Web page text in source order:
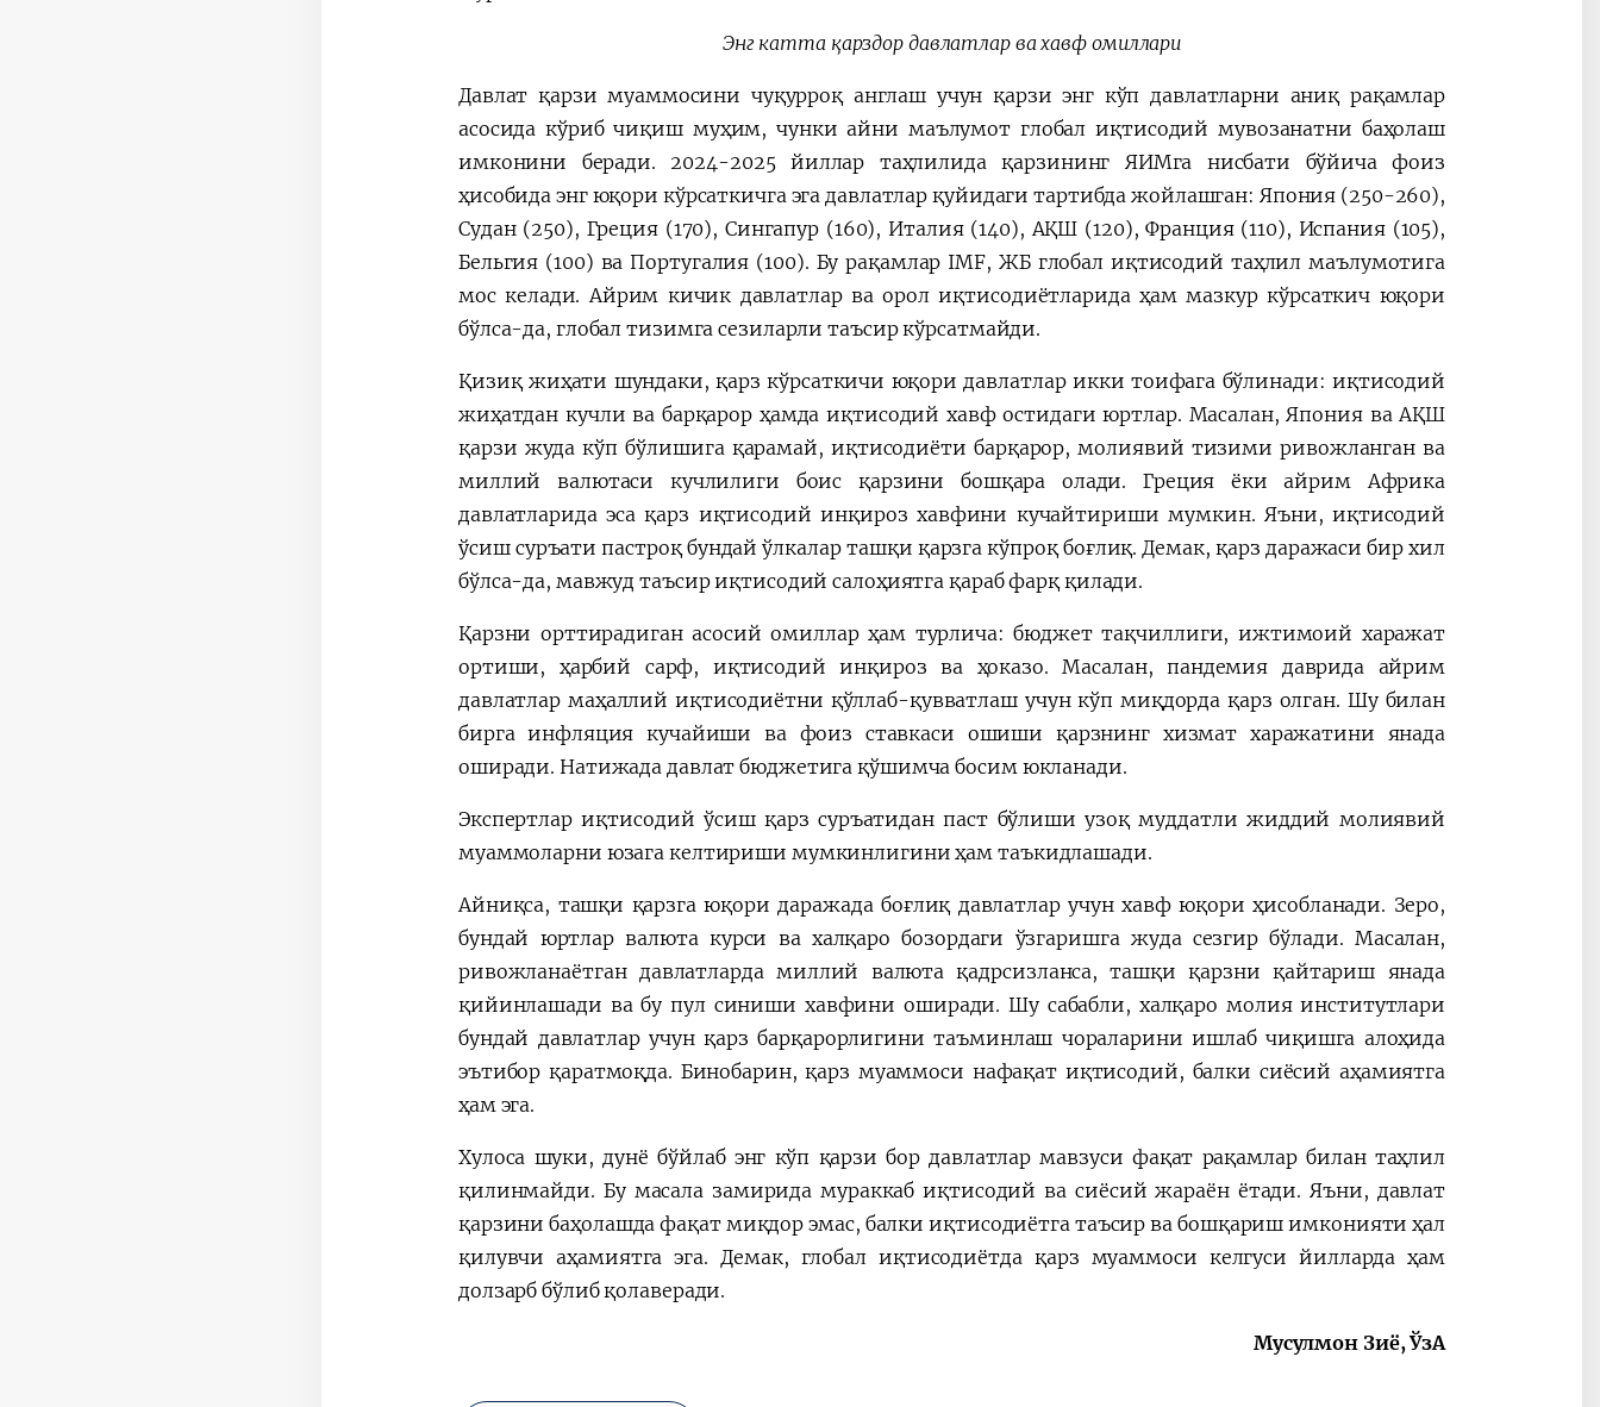
Энг катта қарздор давлатлар ва хавф омиллари
Давлат қарзи муаммосини чуқурроқ англаш учун қарзи энг кўп давлатларни аниқ рақамлар
асосида кўриб чиқиш муҳим, чунки айни маълумот глобал иқтисодий мувозанатни баҳолаш
имконини беради. 2024-2025 йиллар таҳлилида қарзининг ЯИМга нисбати бўйича фоиз
ҳисобида энг юқори кўрсаткичга эга давлатлар қуйидаги тартибда жойлашган: Япония (250-260),
Судан (250), Греция (170), Сингапур (160), Италия (140), АҚШ (120), Франция (110), Испания (105),
Бельгия (100) ва Португалия (100). Бу рақамлар IMF, ЖБ глобал иқтисодий таҳлил маълумотига
мос келади. Айрим кичик давлатлар ва орол иқтисодиётларида ҳам мазкур кўрсаткич юқори
бўлса-да, глобал тизимга сезиларли таъсир кўрсатмайди.
Қизиқ жиҳати шундаки, қарз кўрсаткичи юқори давлатлар икки тоифага бўлинади: иқтисодий
жиҳатдан кучли ва барқарор ҳамда иқтисодий хавф остидаги юртлар. Масалан, Япония ва АҚШ
қарзи жуда кўп бўлишига қарамай, иқтисодиёти барқарор, молиявий тизими ривожланган ва
миллий валютаси кучлилиги боис қарзини бошқара олади. Греция ёки айрим Африка
давлатларида эса қарз иқтисодий инқироз хавфини кучайтириши мумкин. Яъни, иқтисодий
ўсиш суръати пастроқ бундай ўлкалар ташқи қарзга кўпроқ боғлиқ. Демак, қарз даражаси бир хил
бўлса-да, мавжуд таъсир иқтисодий салоҳиятга қараб фарқ қилади.
Қарзни орттирадиган асосий омиллар ҳам турлича: бюджет тақчиллиги, ижтимоий харажат
ортиши, ҳарбий сарф, иқтисодий инқироз ва ҳоказо. Масалан, пандемия даврида айрим
давлатлар маҳаллий иқтисодиётни қўллаб-қувватлаш учун кўп миқдорда қарз олган. Шу билан
бирга инфляция кучайиши ва фоиз ставкаси ошиши қарзнинг хизмат харажатини янада
оширади. Натижада давлат бюджетига қўшимча босим юкланади.
Экспертлар иқтисодий ўсиш қарз суръатидан паст бўлиши узоқ муддатли жиддий молиявий
муаммоларни юзага келтириши мумкинлигини ҳам таъкидлашади.
Айниқса, ташқи қарзга юқори даражада боғлиқ давлатлар учун хавф юқори ҳисобланади. Зеро,
бундай юртлар валюта курси ва халқаро бозордаги ўзгаришга жуда сезгир бўлади. Масалан,
ривожланаётган давлатларда миллий валюта қадрсизланса, ташқи қарзни қайтариш янада
қийинлашади ва бу пул синиши хавфини оширади. Шу сабабли, халқаро молия институтлари
бундай давлатлар учун қарз барқарорлигини таъминлаш чораларини ишлаб чиқишга алоҳида
эътибор қаратмоқда. Бинобарин, қарз муаммоси нафақат иқтисодий, балки сиёсий аҳамиятга
ҳам эга.
Хулоса шуки, дунё бўйлаб энг кўп қарзи бор давлатлар мавзуси фақат рақамлар билан таҳлил
қилинмайди. Бу масала замирида мураккаб иқтисодий ва сиёсий жараён ётади. Яъни, давлат
қарзини баҳолашда фақат миқдор эмас, балки иқтисодиётга таъсир ва бошқариш имконияти ҳал
қилувчи аҳамиятга эга. Демак, глобал иқтисодиётда қарз муаммоси келгуси йилларда ҳам
долзарб бўлиб қолаверади.
Мусулмон Зиё, ЎзА